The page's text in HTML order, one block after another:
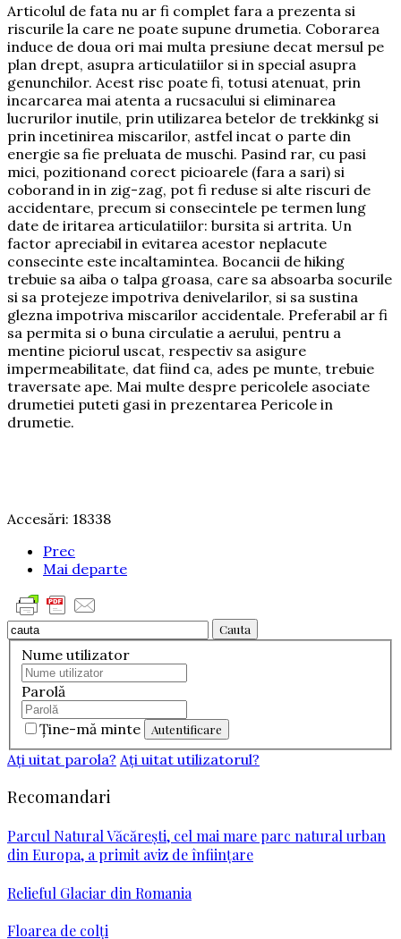
Articolul de fata nu ar fi complet fara a prezenta si
riscurile la care ne poate supune drumetia. Coborarea
induce de doua ori mai multa presiune decat mersul pe
plan drept, asupra articulatiilor si in special asupra
genunchilor. Acest risc poate fi, totusi atenuat, prin
incarcarea mai atenta a rucsacului si eliminarea
lucrurilor inutile, prin utilizarea betelor de trekkinkg si
prin incetinirea miscarilor, astfel incat o parte din
energie sa fie preluata de muschi. Pasind rar, cu pasi
mici, pozitionand corect picioarele (fara a sari) si
coborand in in zig-zag, pot fi reduse si alte riscuri de
accidentare, precum si consecintele pe termen lung
date de iritarea articulatiilor: bursita si artrita. Un
factor apreciabil in evitarea acestor neplacute
consecinte este incaltamintea. Bocancii de hiking
trebuie sa aiba o talpa groasa, care sa absoarba socurile
si sa protejeze impotriva denivelarilor, si sa sustina
glezna impotriva miscarilor accidentale. Preferabil ar fi
sa permita si o buna circulatie a aerului, pentru a
mentine piciorul uscat, respectiv sa asigure
impermeabilitate, dat fiind ca, ades pe munte, trebuie
traversate ape. Mai multe despre pericolele asociate
drumetiei puteti gasi in prezentarea Pericole in
drumetie.
Accesări: 18338
Prec
Mai departe
Cauta
Nume utilizator
Parolă
Ţine-mă minte
Aţi uitat parola? Aţi uitat utilizatorul?
Recomandari
Parcul Natural Văcărești, cel mai mare parc natural urban
din Europa, a primit aviz de înfiinţare
Relieful Glaciar din Romania
Floarea de colți